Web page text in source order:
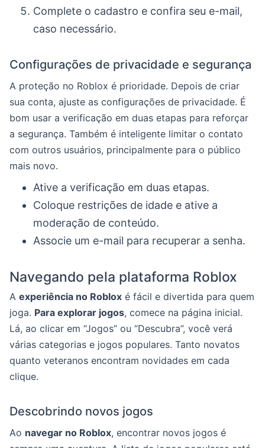
Complete o cadastro e confira seu e-mail,
caso necessário.
Configurações de privacidade e segurança
A proteção no Roblox é prioridade. Depois de criar
sua conta, ajuste as configurações de privacidade. É
bom usar a verificação em duas etapas para reforçar
a segurança. Também é inteligente limitar o contato
com outros usuários, principalmente para o público
mais novo.
Ative a verificação em duas etapas.
Coloque restrições de idade e ative a
moderação de conteúdo.
Associe um e-mail para recuperar a senha.
Navegando pela plataforma Roblox
A experiência no Roblox é fácil e divertida para quem
joga. Para explorar jogos, comece na página inicial.
Lá, ao clicar em “Jogos” ou “Descubra”, você verá
várias categorias e jogos populares. Tanto novatos
quanto veteranos encontram novidades em cada
clique.
Descobrindo novos jogos
Ao navegar no Roblox, encontrar novos jogos é